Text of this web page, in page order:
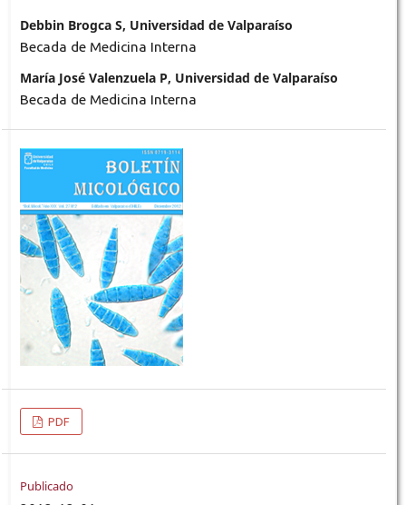
Debbin Brogca S, Universidad de Valparaíso
Becada de Medicina Interna
María José Valenzuela P, Universidad de Valparaíso
Becada de Medicina Interna
PDF
Publicado